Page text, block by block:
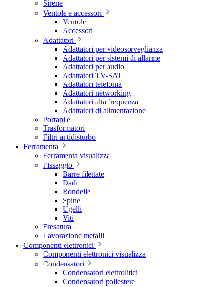
Sirene
Ventole e accessori
Ventole
Accessori
Adattatori
Adattatori per videosorveglianza
Adattatori per sistemi di allarme
Adattatori per audio
Adattatori TV-SAT
Adattatori telefonia
Adattatori networking
Adattatori alta frequenza
Adattatori di alimentazione
Portapile
Trasformatori
Filtri antidisturbo
Ferramenta
Ferramenta visualizza
Fissaggio
Barre filettate
Dadi
Rondelle
Spine
Ugelli
Viti
Fresatura
Lavorazione metalli
Componenti elettronici
Componenti elettronici visualizza
Condensatori
Condensatori elettrolitici
Condensatori poliestere